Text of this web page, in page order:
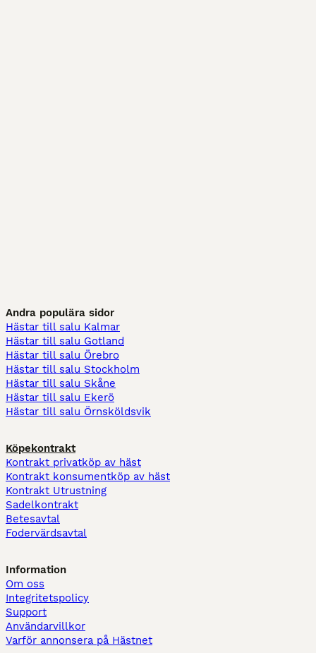
Andra populära sidor
Hästar till salu Kalmar
Hästar till salu Gotland
Hästar till salu Örebro
Hästar till salu Stockholm
Hästar till salu Skåne
Hästar till salu Ekerö
Hästar till salu Örnsköldsvik
Köpekontrakt
Kontrakt privatköp av häst
Kontrakt konsumentköp av häst
Kontrakt Utrustning
Sadelkontrakt
Betesavtal
Fodervärdsavtal
Information
Om oss
Integritetspolicy
Support
Användarvillkor
Varför annonsera på Hästnet